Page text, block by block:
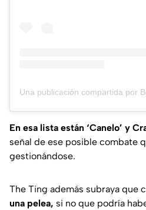
En esa lista están ‘Canelo’ y
señal de ese posible combate
gestionándose.
The Ting además subraya que
una pelea, si no que podría